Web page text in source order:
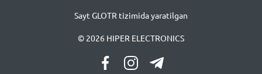
Sayt GLOTR tizimida yaratilgan
© 2026 HIPER ELECTRONICS